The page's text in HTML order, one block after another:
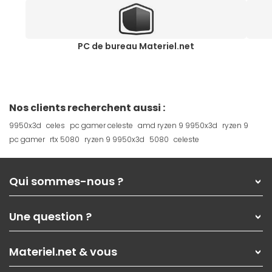
PC de bureau Materiel.net
Nos clients recherchent aussi :
9950x3d celes pc gamer celeste amd ryzen 9 9950x3d ryzen 9
pc gamer rtx 5080 ryzen 9 9950x3d 5080 celeste
Qui sommes-nous ?
Nos services
Les magasins Materiel.net
Nos solutions pour les pros
Contactez-nous
Une question ?
Paiement, livraison
Garanties,Pack Zen
Materiel.net & vous